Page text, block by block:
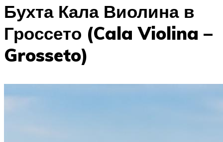
Бухта Кала Виолина в
Гроссето (Cala Violina –
Grosseto)